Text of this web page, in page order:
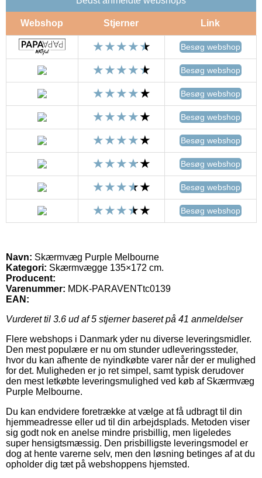
Webshop Stjerner Link
Besøg webshop
Besøg webshop
Besøg webshop
Besøg webshop
Besøg webshop
Besøg webshop
Besøg webshop
Besøg webshop
Navn: Skærmvæg Purple Melbourne
Kategori: Skærmvægge 135×172 cm.
Producent:
Varenummer: MDK-PARAVENTtc0139
EAN:
Vurderet til 3.6 ud af 5 stjerner baseret på 41 anmeldelser
Flere webshops i Danmark yder nu diverse leveringsmidler.
Den mest populære er nu om stunder udleveringssteder,
hvor du kan afhente de nyindkøbte varer når der er mulighed
for det. Muligheden er jo ret simpel, samt typisk derudover
den mest letkøbte leveringsmulighed ved køb af Skærmvæg
Purple Melbourne.
Du kan endvidere foretrække at vælge at få udbragt til din
hjemmeadresse eller ud til din arbejdsplads. Metoden viser
sig godt nok en anelse mindre prisbillig, men ligeledes
super hensigtsmæssig. Den prisbilligste leveringsmodel er
dog at hente varerne selv, men den løsning betinges af at du
opholder dig tæt på webshoppens hjemsted.